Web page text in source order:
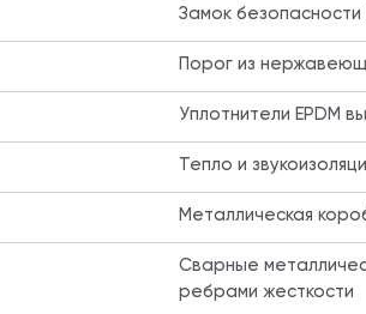
Замок
Порог из
Уплотнители EPDM
Тепло и
Металлическая
Сварные
ребрами жесткости